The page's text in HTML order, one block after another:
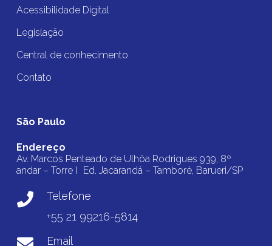
Acessibilidade Digital
Legislação
Central de conhecimento
Contato
São Paulo
Endereço
Av. Marcos Penteado de Ulhôa Rodrigues 939, 8º
andar – Torre I Ed. Jacarandá – Tamboré, Barueri/SP
Telefone
+55 21 99216-5814
Email